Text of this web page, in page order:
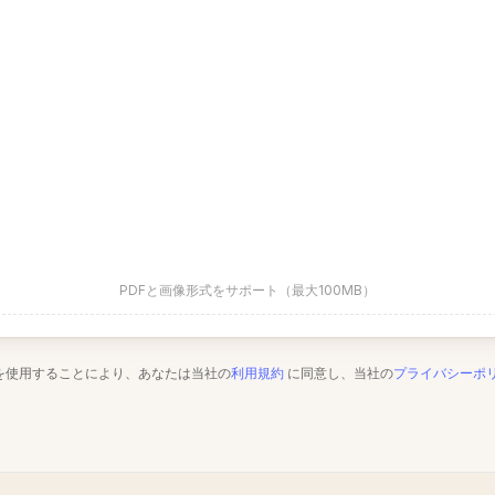
PDFと画像形式をサポート（最大100MB）
使用することにより、あなたは当社の利用規約 に同意し、当社のプライバシーポ